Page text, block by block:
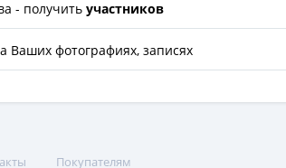
- получить участников
Ваших фотографиях, записях
Покупателям